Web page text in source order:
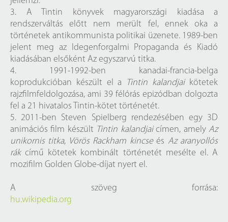
3. A Tintin könyvek magyarországi kiadása a
rendszerváltás előtt nem merült fel, ennek oka a
történetek antikommunista politikai üzenete. 1989-ben
jelent meg az Idegenforgalmi Propaganda és Kiadó
kiadásában elsőként Az egyszarvú titka.
4. 1991-1992-ben kanadai-francia-belga
koprodukcióban készült el a Tintin kalandjaikötetek
rajzfilmfeldolgozása, ami 39 félórás epizódban dolgozta
fel a 21 hivatalos Tintin-kötet történetét.
5. 2011-ben Steven Spielberg rendezésében egy 3D
animációs film készült Tintin kalandjaicímen, amelyAz
unikornis titka, Vörös Rackham kincseés Az aranyollós
rákcímű kötetek kombinált történetét mesélte el. A
mozifilm Golden Globe-díjat nyert el.
A szöveg forrása:
hu.wikipedia.org